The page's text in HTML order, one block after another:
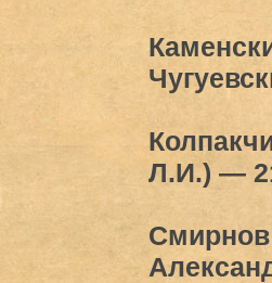
Л.И.) —
Смирнов